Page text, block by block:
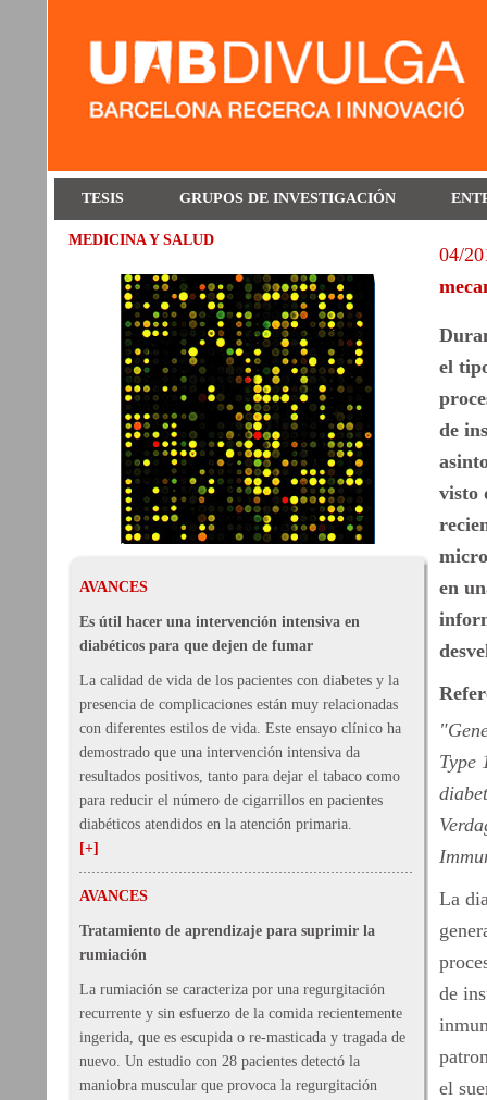
TESIS GRUPOS DE INVESTIGACIÓN
MEDICINA Y SALUD
AVANCES
Es útil hacer una intervención intensiva en
diabéticos para que dejen de fumar
La calidad de vida de los pacientes con diabetes y la
presencia de complicaciones están muy relacionadas
con diferentes estilos de vida. Este ensayo clínico ha
demostrado que una intervención intensiva da
resultados positivos, tanto para dejar el tabaco como
para reducir el número de cigarrillos en pacientes
diabéticos atendidos en la atención primaria.
[+]
AVANCES
Tratamiento de aprendizaje para suprimir la
rumiación
La rumiación se caracteriza por una regurgitación
recurrente y sin esfuerzo de la comida recientemente
ingerida, que es escupida o re-masticada y tragada de
nuevo. Un estudio con 28 pacientes detectó la
maniobra muscular que provoca la regurgitación
04/
el
de
visto
en
Type
La
de
el